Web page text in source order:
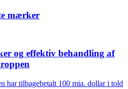
mærker
og effektiv behandling af
har tilbagebetalt 100 mia. dollar i told